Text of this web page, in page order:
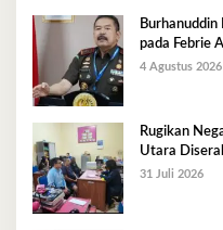
pada Febrie
4 Agustus 2026
Rugikan
Utara
31 Juli 2026